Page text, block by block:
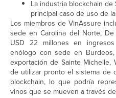
La industria blockchain
principal caso de uso de
Los miembros de VinAssure
sede en Carolina del Norte,
USD 22 millones en
enólogo con sede en
exportación de Sainte Michelle,
de utilizar pronto el sistema de
blockchain, lo que podría
vinos que se mueven a través